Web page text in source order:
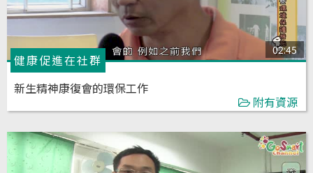
02:45
健康促進在社群
新生精神康復會的環保工作
附有資源